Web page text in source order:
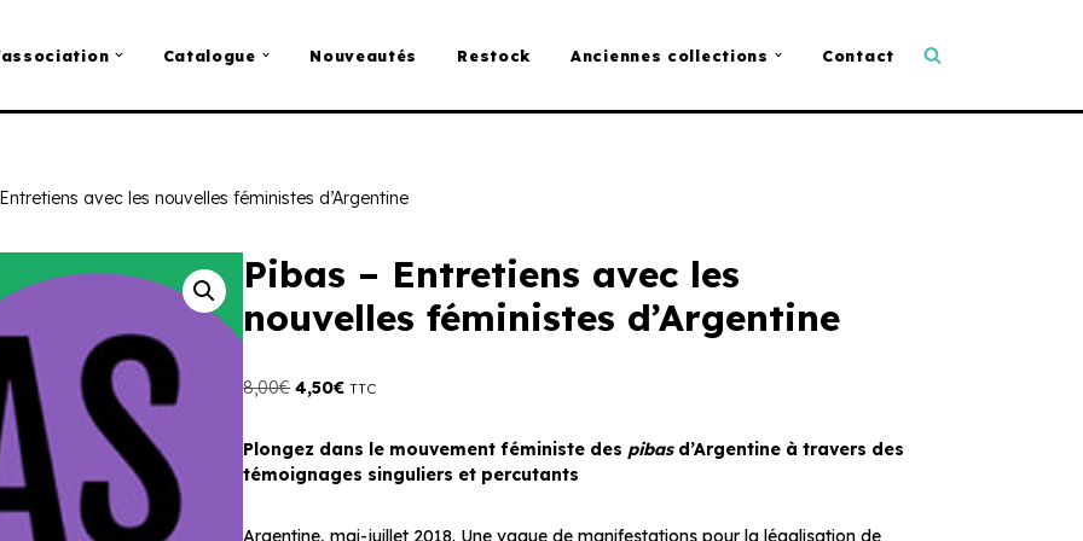
Catalogue Nouveautés Restock Anciennes collections Contact
avec les nouvelles féministes d’Argentine
Pibas – Entretiens avec les
nouvelles féministes d’Argentine
8,00€ 4,50€ TTC
Plongez dans le mouvement féministe des pibasd’Argentine à travers des
témoignages singuliers et percutants
Argentine, mai-juillet 2018. Une vague de manifestations pour la légalisation de